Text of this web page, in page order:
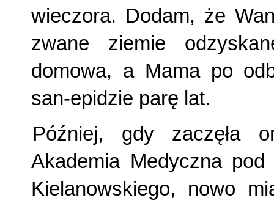
wieczora. Dodam, że
zwane ziemie
domowa, a Mama po
san-epidzie parę lat.
Później, gdy zaczęła
Akademia Medyczna
Kielanowskiego, nowo